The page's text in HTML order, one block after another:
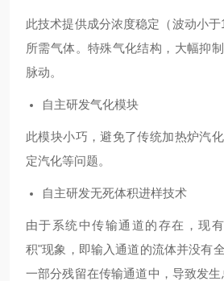
此技术提供成分浓度稳定（波动小
所需气体。特殊气化结构，大幅抑
脉动。
自主研发气化模块
此模块小巧，避免了传统加热炉汽
定汽化等问题。
自主研发无死体积进样技术
由于系统中传输通道的存在，现
积"现象，即输入通道的流体并没有
一部分残留在传输通道中，导致发